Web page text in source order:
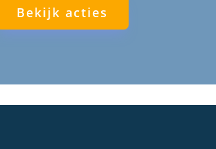
Bekijk acties